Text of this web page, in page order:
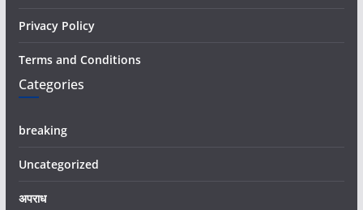
Privacy Policy
Terms and Conditions
Categories
breaking
Uncategorized
अपराध